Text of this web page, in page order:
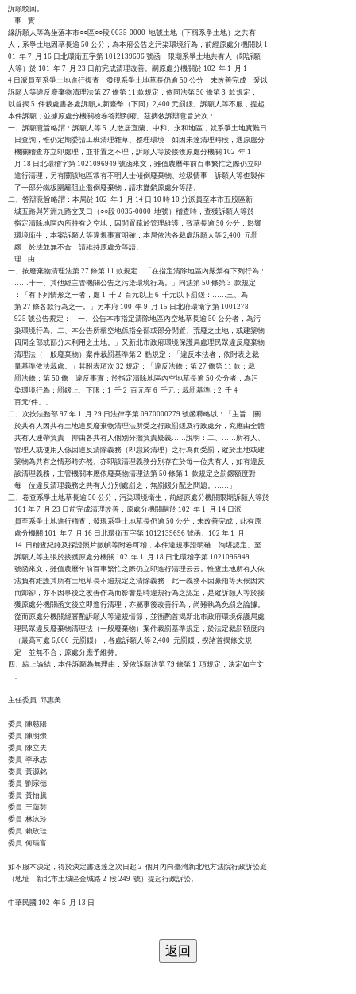
訴願駁回。
    事    實
緣訴願人等為坐落本市○○區○○段 0035-0000  地號土地（下稱系爭土地）之共有
人，系爭土地因草長逾 50 公分，為本府公告之污染環境行為，前經原處分機關以 1
01  年 7  月 16 日北環衛五字第 1012139696 號函，限期系爭土地共有人（即訴願
人等）於 101  年 7  月 23 日前完成清理改善。嗣原處分機關於 102  年 1  月 1
4 日派員至系爭土地進行複查，發現系爭土地草長仍逾 50 公分，未改善完成，爰以
訴願人等違反廢棄物清理法第 27 條第 11 款規定，依同法第 50 條第 3  款規定，
以首揭 5  件裁處書各處訴願人新臺幣（下同）2,400 元罰鍰。訴願人等不服，提起
本件訴願，並據原處分機關檢卷答辯到府。茲摘敘訴辯意旨於次：
一、訴願意旨略謂：訴願人等 5  人散居宜蘭、中和、永和地區，就系爭土地實難日
    日查詢，惟仍定期委請工班清理雜草、整理環境，如因未達清理時段，遇原處分
    機關稽查亦立即處理，並非置之不理，訴願人等於接獲原處分機關 102  年 1
    月 18 日北環稽字第 1021096949 號函來文，雖值農曆年前百事繁忙之際仍立即
    進行清理，另有關該地區常有不明人士傾倒廢棄物、垃圾情事，訴願人等也製作
    了一部分鐵板圍籬阻止濫倒廢棄物，請求撤銷原處分等語。
二、答辯意旨略謂：本局於 102  年 1  月 14 日 10 時 10 分派員至本市五股區新
    城五路與芳洲九路交叉口（○○段 0035-0000  地號）稽查時，查獲訴願人等於
    指定清除地區內所持有之空地，因閒置疏於管理維護，致草長逾 50 公分，影響
    環境衛生，本案訴願人等違規事實明確，本局依法各裁處訴願人等 2,400  元罰
    鍰，於法並無不合，請維持原處分等語。
    理    由
一、按廢棄物清理法第 27 條第 11 款規定：「在指定清除地區內嚴禁有下列行為：
    ……十一、其他經主管機關公告之污染環境行為。」同法第 50 條第 3  款規定
    ：「有下列情形之一者，處 1  千 2  百元以上 6  千元以下罰鍰：……三、為
    第 27 條各款行為之一。」另本府 100  年 9  月 15 日北府環衛字第 1001278
    925 號公告規定：「一、公告本市指定清除地區內空地草長逾 50 公分者，為污
    染環境行為。二、本公告所稱空地係指全部或部分閒置、荒廢之土地，或建築物
    四周全部或部分未利用之土地。」又新北市政府環境保護局處理民眾違反廢棄物
    清理法（一般廢棄物）案件裁罰基準第 2  點規定：「違反本法者，依附表之裁
    量基準依法裁處。」其附表項次 32 規定：「違反法條：第 27 條第 11 款；裁
    罰法條：第 50 條；違反事實：於指定清除地區內空地草長逾 50 公分者，為污
    染環境行為；罰鍰上、下限：1  千 2  百元至 6  千元；裁罰基準：2  千 4
    百元/件。」
二、次按法務部 97 年 1  月 29 日法律字第 0970000279 號函釋略以：「主旨：關
    於共有人因共有土地違反廢棄物清理法所受之行政罰鍰及行政處分，究應由全體
    共有人連帶負責，抑由各共有人個別分擔負責疑義……說明：二、……所有人、
    管理人或使用人係因違反清除義務（即怠於清理）之行為而受罰，縱於土地或建
    築物為共有之情形時亦然。亦即該清理義務分別存在於每一位共有人，如有違反
    該清理義務，主管機關本應依廢棄物清理法第 50 條第 1  款規定之罰鍰額度對
    每一位違反清理義務之共有人分別處罰之，無罰鍰分配之問題。……」
三、卷查系爭土地草長逾 50 公分，污染環境衛生，前經原處分機關限期訴願人等於
    101 年 7  月 23 日前完成清理改善，原處分機關嗣於 102  年 1  月 14 日派
    員至系爭土地進行稽查，發現系爭土地草長仍逾 50 公分，未改善完成，此有原
    處分機關 101  年 7  月 16 日北環衛五字第 1012139696 號函、102 年 1  月
    14  日稽查紀錄及採證照片數幀等附卷可稽，本件違規事證明確，洵堪認定。至
    訴願人等主張於接獲原處分機關 102  年 1  月 18 日北環稽字第 1021096949
    號函來文，雖值農曆年前百事繁忙之際仍立即進行清理云云。惟查土地所有人依
    法負有維護其所有土地草長不逾規定之清除義務，此一義務不因豪雨等天候因素
    而卸卻，亦不因事後之改善作為而影響是時違規行為之認定，是縱訴願人等於接
    獲原處分機關函文後立即進行清理，亦屬事後改善行為，尚難執為免罰之論據。
    從而原處分機關經審酌訴願人等違規情節，並衡酌首揭新北市政府環境保護局處
    理民眾違反廢棄物清理法（一般廢棄物）案件裁罰基準規定，於法定裁罰額度內
    （最高可處 6,000  元罰鍰），各處訴願人等 2,400  元罰鍰，揆諸首揭條文規
    定，並無不合，原處分應予維持。
四、綜上論結，本件訴願為無理由，爰依訴願法第 79 條第 1  項規定，決定如主文
    。
主任委員  邱惠美
委員  陳慈陽
委員  陳明燦
委員  陳立夫
委員  李承志
委員  黃源銘
委員  劉宗德
委員  黃怡騰
委員  王藹芸
委員  林泳玲
委員  賴玫珪
委員  何瑞富
如不服本決定，得於決定書送達之次日起 2  個月內向臺灣新北地方法院行政訴訟庭
（地址：新北市土城區金城路 2  段 249  號）提起行政訴訟。
中華民國 102  年 5  月 13 日